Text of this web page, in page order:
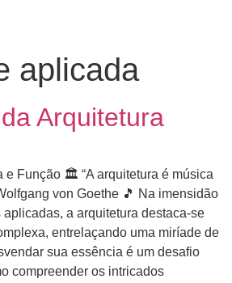
aplicada
Arquitetura
e Função 🏛️ “A arquitetura é música
von Goethe 🎵 Na imensidão
a arquitetura destaca-se
entrelaçando uma miríade de
sua essência é um desafio
compreender os intricados